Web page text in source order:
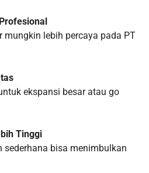
mungkin lebih percaya pada PT
ekspansi besar atau go
Tinggi
sederhana bisa menimbulkan